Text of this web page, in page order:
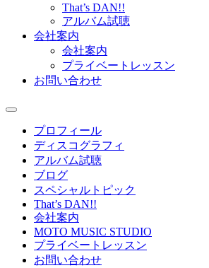
That’s DAN!!
アルバム試聴
会社案内
会社案内
プライベートレッスン
お問い合わせ
プロフィール
ディスコグラフィ
アルバム試聴
ブログ
スペシャルトピック
That’s DAN!!
会社案内
MOTO MUSIC STUDIO
プライベートレッスン
お問い合わせ